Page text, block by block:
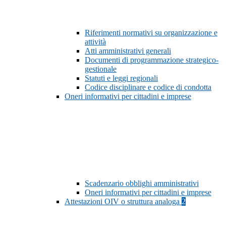
Riferimenti normativi su organizzazione e
attività
Atti amministrativi generali
Documenti di programmazione strategico-
gestionale
Statuti e leggi regionali
Codice disciplinare e codice di condotta
Oneri informativi per cittadini e imprese
Scadenzario obblighi amministrativi
Oneri informativi per cittadini e imprese
Attestazioni OIV o struttura analoga 2